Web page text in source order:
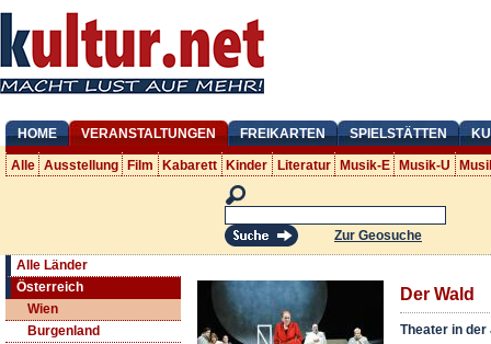
HOME VERANSTALTUNGEN FREIKARTEN SPIELSTÄTTEN
Alle Ausstellung Film Kabarett Kinder Literatur Musik-E Musik-U
Zur Geosuche
Alle Länder
Österreich
Wien
Burgenland
Der Wald
Theater in